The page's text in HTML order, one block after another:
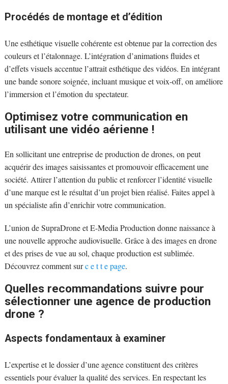
Procédés de montage et d’édition
Une esthétique visuelle cohérente est obtenue par la correction des
couleurs et l’étalonnage. L’intégration d’animations fluides et
d’effets visuels accentue l’attrait esthétique des vidéos. En intégrant
une bande sonore soignée, incluant musique et voix-off, on améliore
l’immersion et l’émotion du spectateur.
Optimisez votre communication en
utilisant une vidéo aérienne !
En sollicitant une entreprise de production de drones, on peut
acquérir des images saisissantes et promouvoir efficacement une
société. Attirer l’attention du public et renforcer l’identité visuelle
d’une marque est le résultat d’un projet bien réalisé. Faites appel à
un spécialiste afin d’enrichir votre communication.
L’union de SupraDrone et E-Media Production donne naissance à
une nouvelle approche audiovisuelle. Grâce à des images en drone
et des prises de vue au sol, chaque production est sublimée.
Découvrez comment surc e t t e page.
Quelles recommandations suivre pour
sélectionner une agence de production
drone ?
Aspects fondamentaux à examiner
L’expertise et le dossier d’une agence constituent des critères
essentiels pour évaluer la qualité des services. En respectant les